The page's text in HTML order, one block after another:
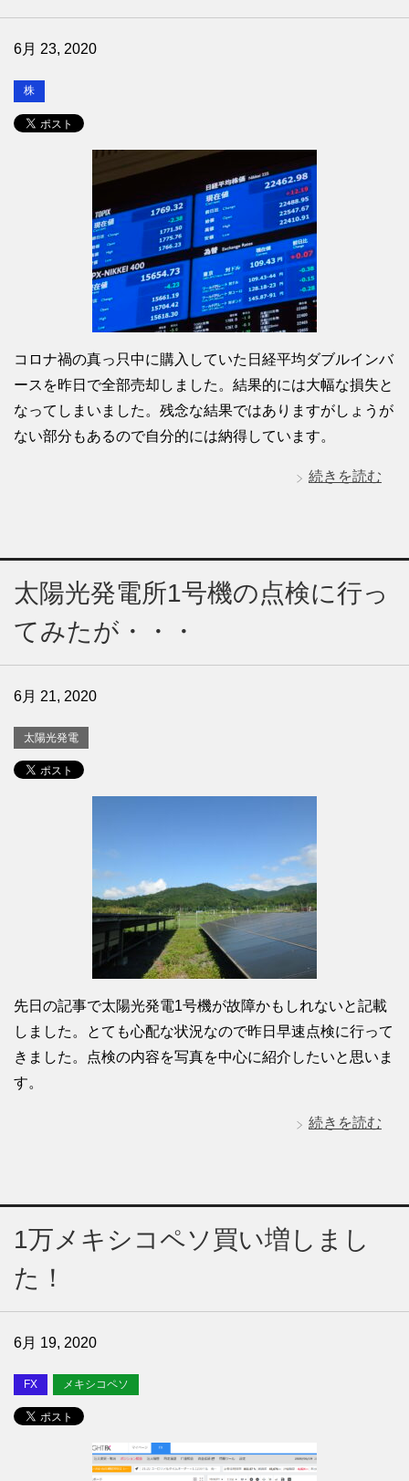
6月 23, 2020
株
コロナ禍の真っ只中に購入していた日経平均ダブルインバ
ースを昨日で全部売却しました。結果的には大幅な損失と
なってしまいました。残念な結果ではありますがしょうが
ない部分もあるので自分的には納得しています。
続きを読む
太陽光発電所1号機の点検に行っ
てみたが・・・
6月 21, 2020
太陽光発電
先日の記事で太陽光発電1号機が故障かもしれないと記載
しました。とても心配な状況なので昨日早速点検に行って
きました。点検の内容を写真を中心に紹介したいと思いま
す。
続きを読む
1万メキシコペソ買い増しまし
た！
6月 19, 2020
FX メキシコペソ